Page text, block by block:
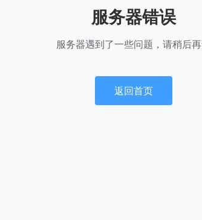
服务器错误
服务器遇到了一些问题，请稍后
返回首页